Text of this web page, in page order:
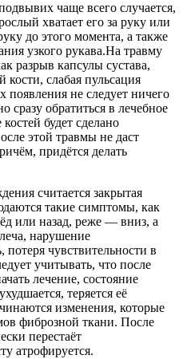
чаще всего случается,
хватает его за руку или
до этого момента, а также
узкого рукава.На травму
разрыв капсулы сустава,
кости, слабая пульсация
появления не следует ничего
сразу обратиться в лечебное
будет сделано
этой травмы не даст
придётся делать
считается закрытая
такие симптомы, как
или назад, реже — вниз, а
нарушение
чувствительности в
учитывать, что после
лечение, состояние
теряется её
изменения, которые
фиброзной ткани. После
перестаёт
атрофируется.